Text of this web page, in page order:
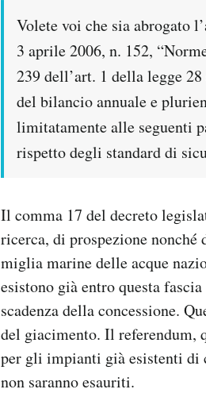
Volete voi che sia abrogato
3 aprile 2006, n. 152,
239 dell’art. 1 della legge
del bilancio annuale e
limitatamente alle seguenti
rispetto degli standard di
Il comma 17 del decreto
ricerca, di prospezione
miglia marine delle acque
esistono già entro questa
scadenza della concessione.
del giacimento. Il
per gli impianti già esistenti di
non saranno esauriti.